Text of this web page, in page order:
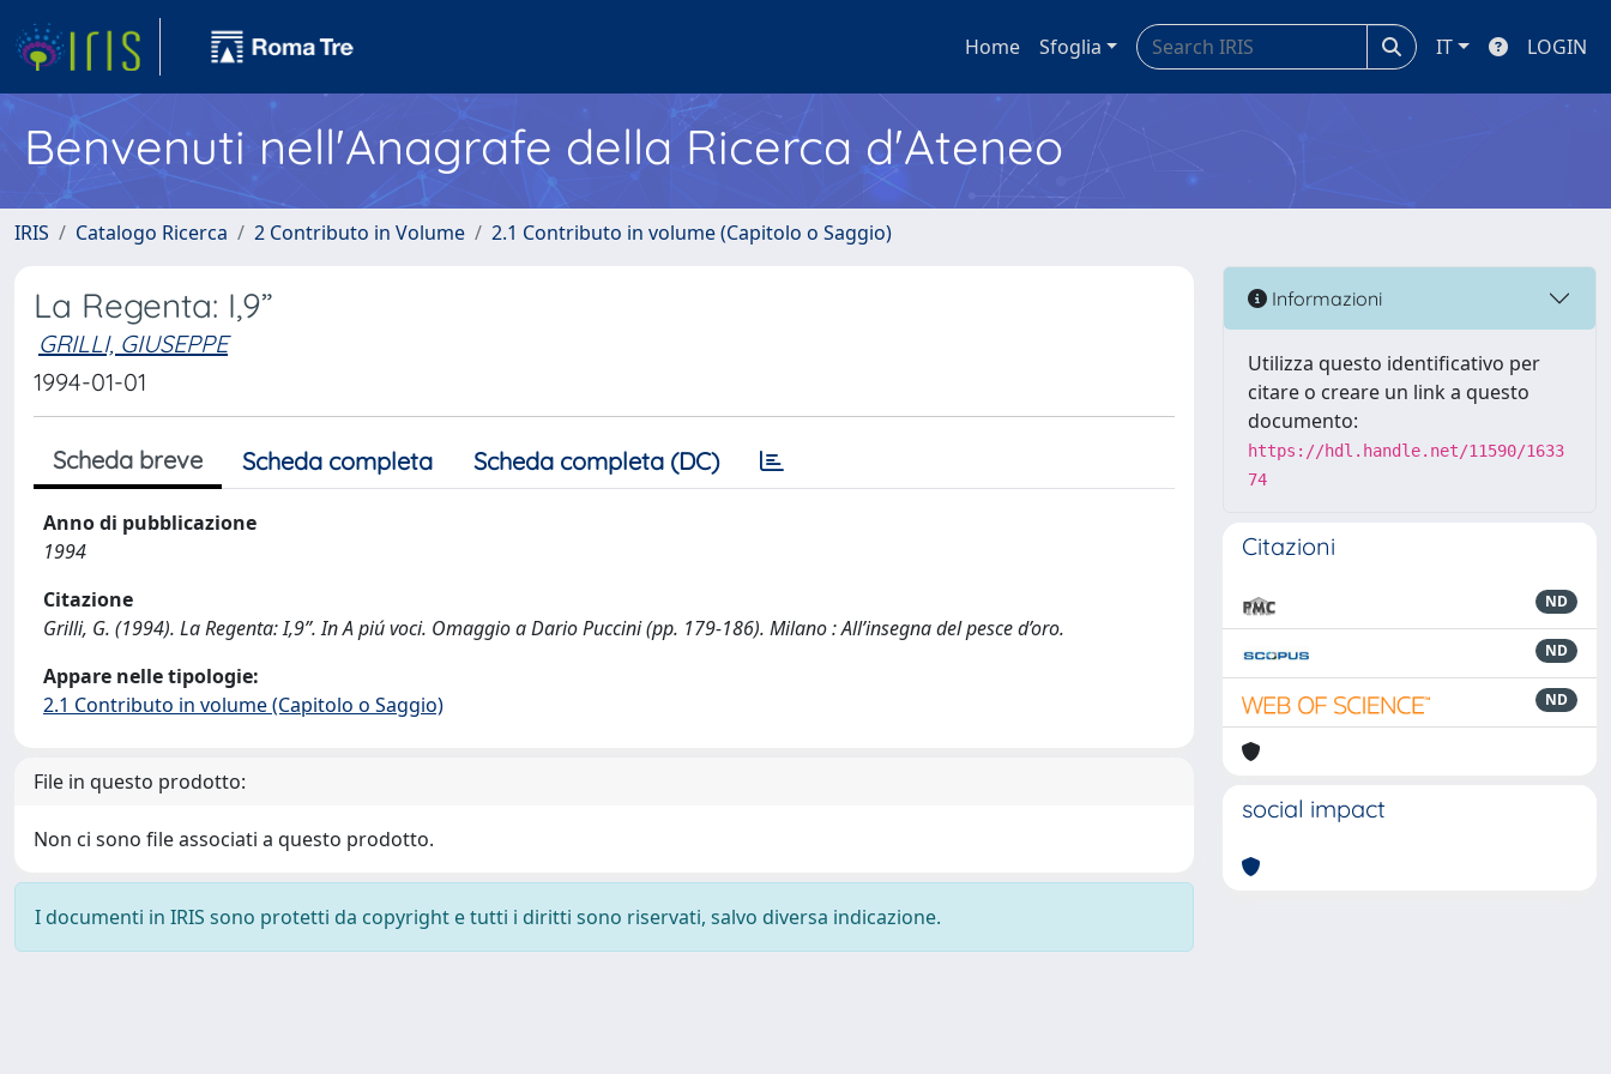
Home Sfoglia IT LOGIN
Benvenuti nell'Anagrafe della Ricerca d'Ateneo
IRIS Catalogo Ricerca 2 Contributo in Volume 2.1 Contributo in volume (Capitolo o Saggio)
La Regenta: I,9”
GRILLI, GIUSEPPE
1994-01-01
Scheda breve Scheda completa Scheda completa (DC)
Anno di pubblicazione
1994
Citazione
Grilli, G. (1994). La Regenta: I,9”. In A piú voci. Omaggio a Dario Puccini (pp. 179-186). Milano : All’insegna del pesce d’oro.
Appare nelle tipologie:
2.1 Contributo in volume (Capitolo o Saggio)
File in questo prodotto:
Non ci sono file associati a questo prodotto.
I documenti in IRIS sono protetti da copyright e tutti i diritti sono riservati, salvo diversa indicazione.
Informazioni
Utilizza questo identificativo per
citare o creare un link a questo
documento:
https://hdl.handle.net/11590/1633
74
Citazioni
ND
ND
ND
social impact